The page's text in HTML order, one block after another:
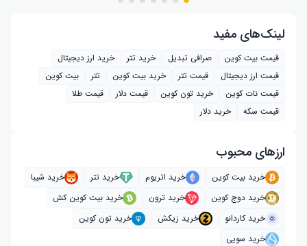
لینک‌های مفید
قیمت بیت کوین صرافی تبدیل خرید تتر
خرید ارز دیجیتال
قیمت ارز دیجیتال
قیمت تتر خرید بیت‌ کوین تتر
بیت کوین
قیمت نات کوین
خرید تون کوین قیمت دلار
قیمت طلا
قیمت سکه
خرید دلار
ارز‌های محبوب
خرید بیت کوین خرید اتریوم خرید تتر
خرید شیبا
خرید دوج کوین
خرید ترون
خرید بیت کوین کش
خرید کاردانو
خرید زیکش
خرید تون کوین
خرید سویی